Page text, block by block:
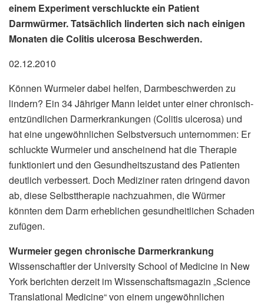
einem Experiment verschluckte ein Patient
Darmwürmer. Tatsächlich linderten sich nach einigen
Monaten die Colitis ulcerosa Beschwerden.
02.12.2010
Können Wurmeier dabei helfen, Darmbeschwerden zu
lindern? Ein 34 Jähriger Mann leidet unter einer chronisch-
entzündlichen Darmerkrankungen (Colitis ulcerosa) und
hat eine ungewöhnlichen Selbstversuch unternommen: Er
schluckte Wurmeier und anscheinend hat die Therapie
funktioniert und den Gesundheitszustand des Patienten
deutlich verbessert. Doch Mediziner raten dringend davon
ab, diese Selbsttherapie nachzuahmen, die Würmer
könnten dem Darm erheblichen gesundheitlichen Schaden
zufügen.
Wurmeier gegen chronische Darmerkrankung
Wissenschaftler der University School of Medicine in New
York berichten derzeit im Wissenschaftsmagazin „Science
Translational Medicine“ von einem ungewöhnlichen